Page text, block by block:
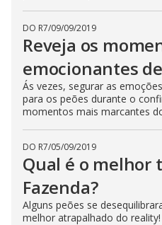
DO R7/09/09/2019
Reveja os
emocionantes
Ás vezes, segurar as
para os peões durante o
momentos mais marcantes
DO R7/05/09/2019
Qual é o melhor
Fazenda?
Alguns peões se
melhor atrapalhado do reality!